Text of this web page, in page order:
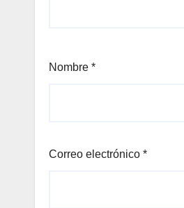
Nombre *
Correo electrónico *